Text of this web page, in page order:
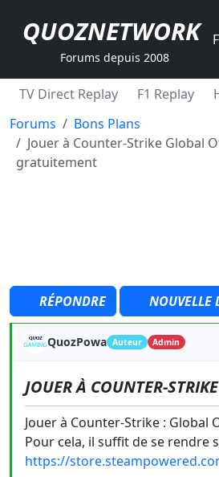
QUOZNETWORK
Forums depuis 2008
TV Direct Replay F1 Replay
Forums
Bons Plans
Jouer à Counter-Strike Global
gratuitement
RÉPONDRE NOUVELLE
QuozPowa Auteur Admin
JOUER À COUNTER-
Jouer à Counter-Strike : Global
Pour cela, il suffit de se rendre
https://